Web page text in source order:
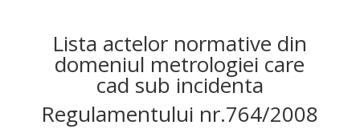
Lista actelor normative din
domeniul metrologiei care
cad sub incidenta
Regulamentului nr.764/2008